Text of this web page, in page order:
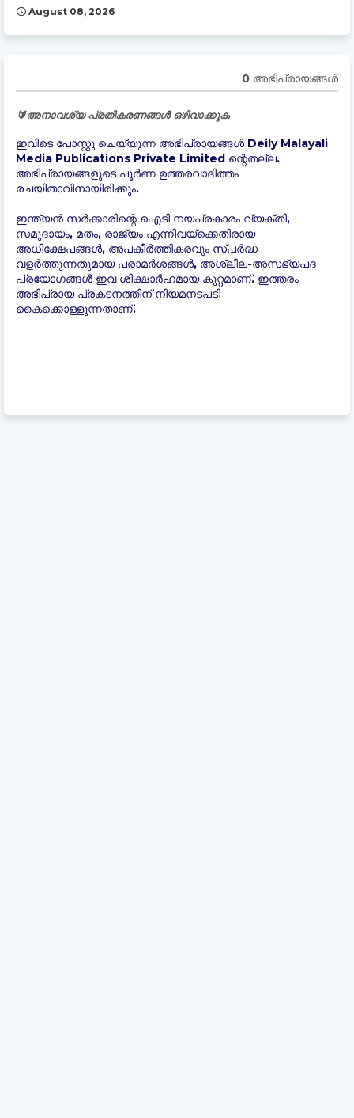
August 08, 2026
0 അഭിപ്രായങ്ങള്‍
🔰അനാവശ്യ പ്രതികരണങ്ങൾ ഒഴിവാക്കുക
ഇവിടെ പോസ്റ്റു ചെയ്യുന്ന അഭിപ്രായങ്ങൾ Deily Malayali
Media Publications Private Limited ന്റെതല്ല.
അഭിപ്രായങ്ങളുടെ പൂർണ ഉത്തരവാദിത്തം
രചയിതാവിനായിരിക്കും.
ഇന്ത്യന്‍ സർക്കാരിന്റെ ഐടി നയപ്രകാരം വ്യക്തി,
സമുദായം, മതം, രാജ്യം എന്നിവയ്ക്കെതിരായ
അധിക്ഷേപങ്ങൾ, അപകീർത്തികരവും സ്പർദ്ധ
വളർത്തുന്നതുമായ പരാമർശങ്ങൾ, അശ്ലീല-അസഭ്യപദ
പ്രയോഗങ്ങൾ ഇവ ശിക്ഷാർഹമായ കുറ്റമാണ്. ഇത്തരം
അഭിപ്രായ പ്രകടനത്തിന് നിയമനടപടി
കൈക്കൊള്ളുന്നതാണ്.